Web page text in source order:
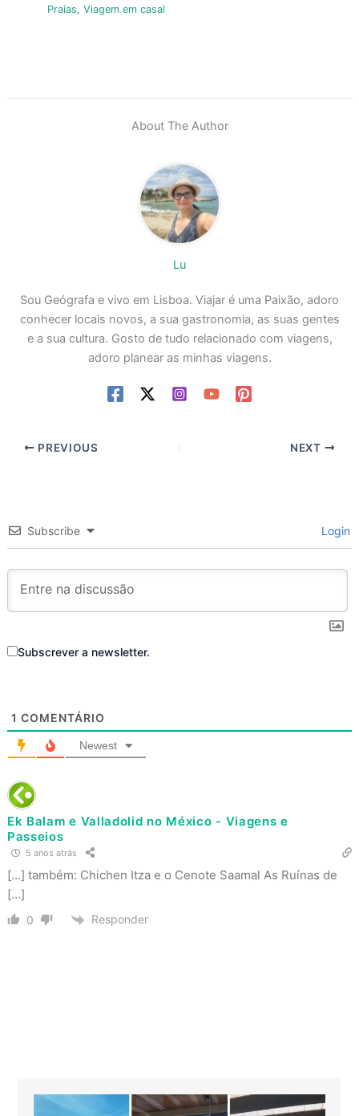
Praias, Viagem em casal
About The Author
Lu
Sou Geógrafa e vivo em Lisboa. Viajar é uma Paixão, adoro
conhecer locais novos, a sua gastronomia, as suas gentes
e a sua cultura. Gosto de tudo relacionado com viagens,
adoro planear as minhas viagens.
PREVIOUS NEXT
Subscribe Login
Subscrever a newsletter.
1 COMENTÁRIO
Newest
Ek Balam e Valladolid no México - Viagens e
Passeios
5 anos atrás
[…] também: Chichen Itza e o Cenote Saamal As Ruínas de
[…]
0 Responder